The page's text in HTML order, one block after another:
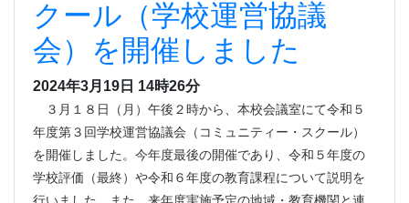
クール（学校運営協議
会）を開催しました
2024年3月19日 14時26分
３月１８日（月）午後２時から、本校会議室にて令和５
年度第３回学校運営協議会（コミュニティー・スクール）
を開催しました。今年度最後の開催であり、令和５年度の
学校評価（最終）や令和６年度の教育課程について説明を